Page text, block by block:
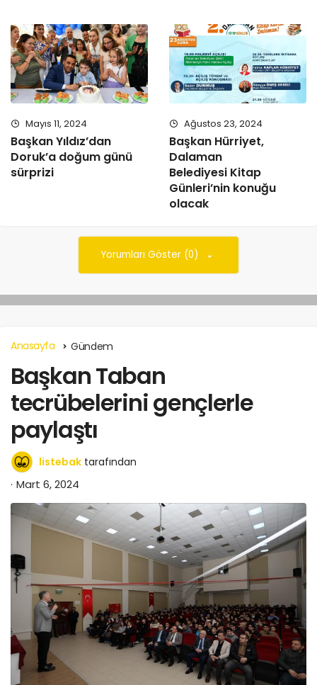
Mayıs 11, 2024
Başkan Yıldız’dan
Doruk’a doğum günü
sürprizi
Ağustos 23, 2024
Başkan Hürriyet,
Dalaman
Belediyesi Kitap
Günleri’nin konuğu
olacak
Yorumları Göster (0)
Anasayfa Gündem
Başkan Taban
tecrübelerini gençlerle
paylaştı
listebak tarafından
Mart 6, 2024